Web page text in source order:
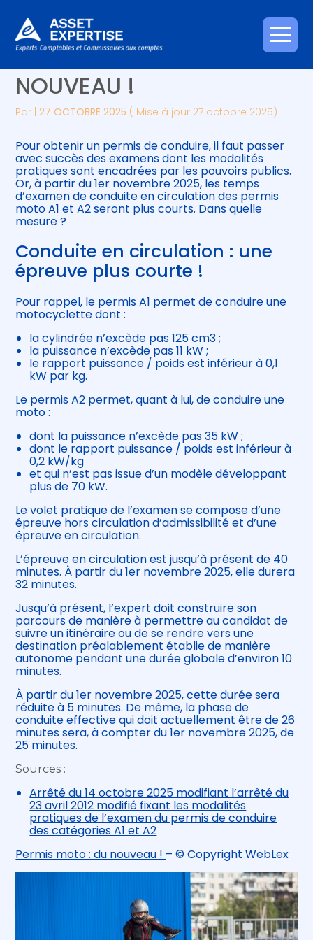
Aller
au
Créer et reprendre une activité
Gérer votre quotidien
Piloter votre entreprise
Développer votre entreprise
Construire votre patrimoine
Être prêt pour la facturation
électronique
Piloter votre gestion
Suivre votre comptabilité
Gérer vos ressources humaines
PERMIS MOTO : DU
NOUVEAU !
Par |27 OCTOBRE 2025 ( Mise à jour 27 octobre 2025)
Pour obtenir un permis de conduire, il faut passer
avec succès des examens dont les modalités
pratiques sont encadrées par les pouvoirs publics.
Or, à partir du 1er novembre 2025, les temps
d’examen de conduite en circulation des permis
moto A1 et A2 seront plus courts. Dans quelle
mesure ?
Conduite en circulation : une
épreuve plus courte !
Pour rappel, le permis A1 permet de conduire une
motocyclette dont :
la cylindrée n’excède pas 125 cm3 ;
la puissance n’excède pas 11 kW ;
le rapport puissance / poids est inférieur à 0,1
kW par kg.
Le permis A2 permet, quant à lui, de conduire une
moto :
dont la puissance n’excède pas 35 kW ;
dont le rapport puissance / poids est inférieur à
0,2 kW/kg
et qui n’est pas issue d’un modèle développant
plus de 70 kW.
Le volet pratique de l’examen se compose d’une
épreuve hors circulation d’admissibilité et d’une
épreuve en circulation.
L’épreuve en circulation est jusqu’à présent de 40
minutes. À partir du 1er novembre 2025, elle durera
32 minutes.
Jusqu’à présent, l’expert doit construire son
parcours de manière à permettre au candidat de
suivre un itinéraire ou de se rendre vers une
destination préalablement établie de manière
autonome pendant une durée globale d’environ 10
minutes.
À partir du 1er novembre 2025, cette durée sera
réduite à 5 minutes. De même, la phase de
conduite effective qui doit actuellement être de 26
minutes sera, à compter du 1er novembre 2025, de
25 minutes.
Sources :
Arrêté du 14 octobre 2025 modifiant l’arrêté du
23 avril 2012 modifié fixant les modalités
pratiques de l’examen du permis de conduire
des catégories A1 et A2
Permis moto : du nouveau ! – © Copyright WebLex